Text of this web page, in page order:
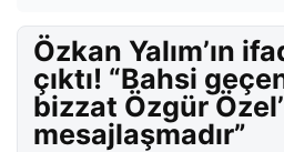
Özkan Yalım’ın
çıktı! “Bahsi
bizzat Özgür
mesajlaşmadır”